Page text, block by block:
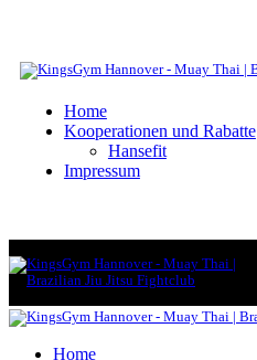
Home
Kooperationen und Rabatte
Hansefit
Impressum
Home